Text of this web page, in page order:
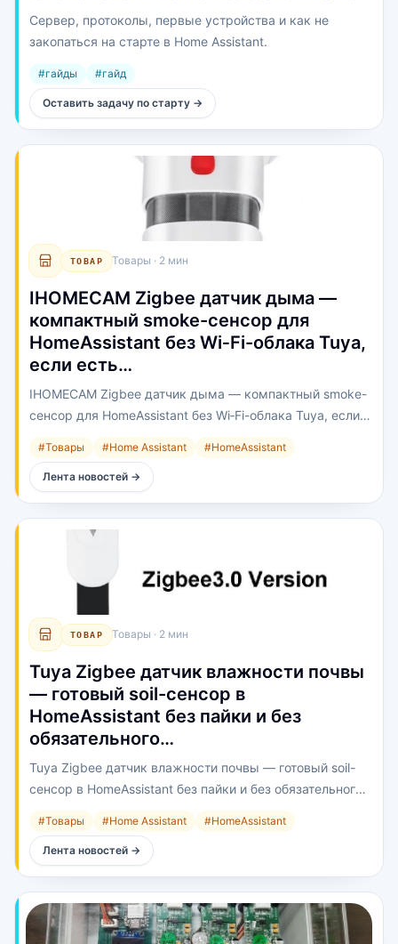
Сервер, протоколы, первые устройства и как не
закопаться на старте в Home Assistant.
#гайды #гайд
Оставить задачу по старту →
ТОВАР Товары · 2 мин
IHOMECAM Zigbee датчик дыма —
компактный smoke-сенсор для
HomeAssistant без Wi‑Fi-облака Tuya,
если есть…
IHOMECAM Zigbee датчик дыма — компактный smoke-
сенсор для HomeAssistant без Wi‑Fi-облака Tuya, если
#Товары #Home Assistant #HomeAssistant
Лента новостей →
ТОВАР Товары · 2 мин
Tuya Zigbee датчик влажности почвы
— готовый soil-сенсор в
HomeAssistant без пайки и без
обязательного…
Tuya Zigbee датчик влажности почвы — готовый soil-
сенсор в HomeAssistant без пайки и без обязательного
#Товары #Home Assistant #HomeAssistant
Лента новостей →